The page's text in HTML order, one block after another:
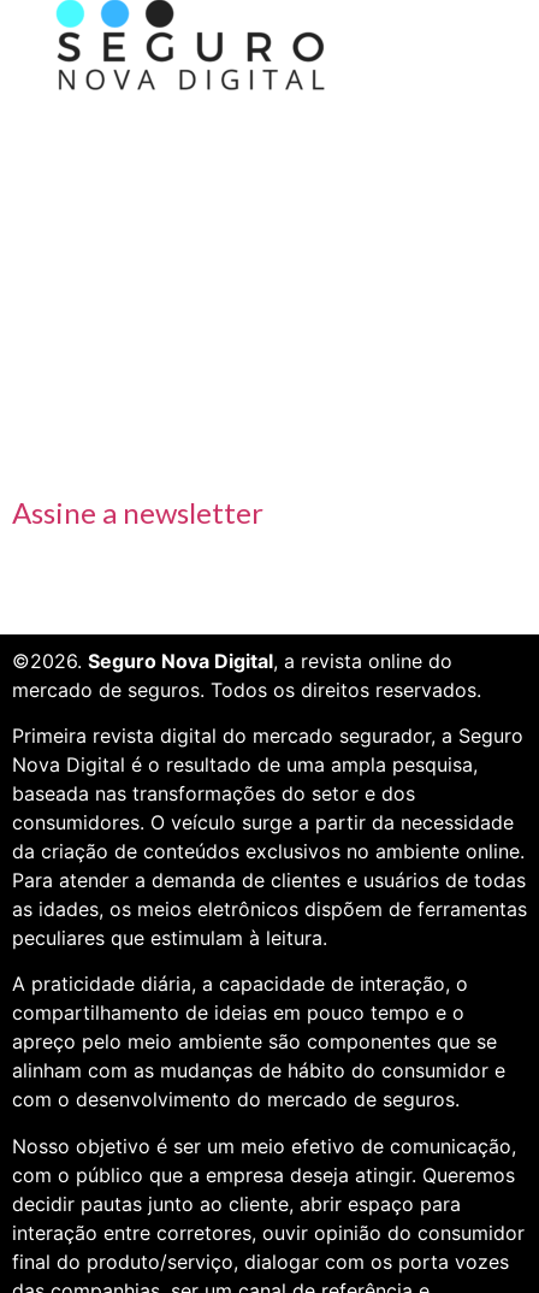
Assine a newsletter
©2026. Seguro Nova Digital, a revista online do
mercado de seguros. Todos os direitos reservados.
Primeira revista digital do mercado segurador, a Seguro
Nova Digital é o resultado de uma ampla pesquisa,
baseada nas transformações do setor e dos
consumidores. O veículo surge a partir da necessidade
da criação de conteúdos exclusivos no ambiente online.
Para atender a demanda de clientes e usuários de todas
as idades, os meios eletrônicos dispõem de ferramentas
peculiares que estimulam à leitura.
A praticidade diária, a capacidade de interação, o
compartilhamento de ideias em pouco tempo e o
apreço pelo meio ambiente são componentes que se
alinham com as mudanças de hábito do consumidor e
com o desenvolvimento do mercado de seguros.
Nosso objetivo é ser um meio efetivo de comunicação,
com o público que a empresa deseja atingir. Queremos
decidir pautas junto ao cliente, abrir espaço para
interação entre corretores, ouvir opinião do consumidor
final do produto/serviço, dialogar com os porta vozes